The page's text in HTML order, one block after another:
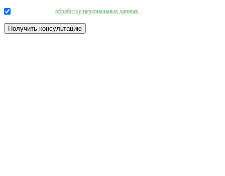
обработку персональных данных